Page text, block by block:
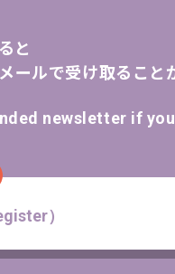
と
ルで受け取ること
newsletter if
）